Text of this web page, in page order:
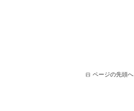
ページの先頭へ